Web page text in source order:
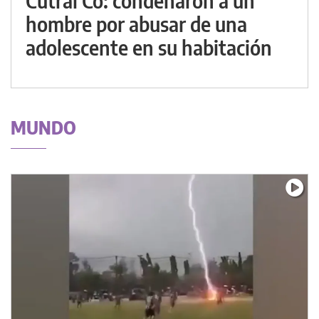
hombre por abusar de una
adolescente en su habitación
MUNDO